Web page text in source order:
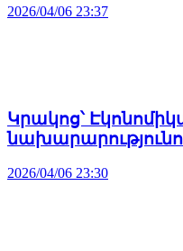
2026/04/06 23:37
Կրակոց՝
2026/04/06 23:30